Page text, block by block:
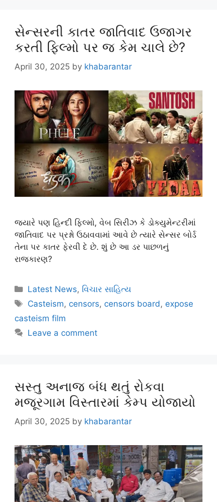
સેન્સરની કાતર જાતિવાદ ઉજાગર
કરતી ફિલ્મો પર જ કેમ ચાલે છે?
April 30, 2025 by khabarantar
જ્યારે પણ હિન્દી ફિલ્મો, વેબ સિરીઝ કે ડોક્યુમેન્ટરીમાં
જાતિવાદ પર પ્રશ્નો ઉઠાવવામાં આવે છે ત્યારે સેન્સર બોર્ડ
તેના પર કાતર ફેરવી દે છે. શું છે આ ડર પાછળનું
રાજકારણ?
Latest News, વિચાર સાહિત્ય
Casteism, censors, censors board , expose
casteism film
Leave a comment
સસ્તુ અનાજ બંધ થતું રોકવા
મજૂરગામ વિસ્તારમાં કેમ્પ યોજાયો
April 30, 2025 by khabarantar